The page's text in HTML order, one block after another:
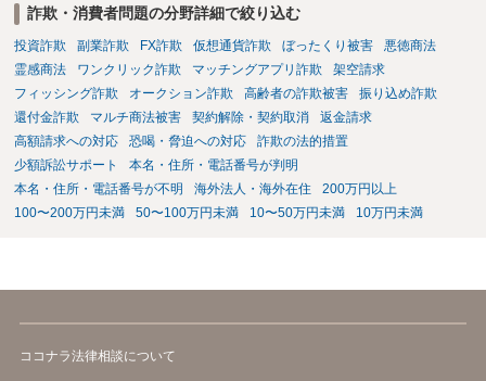
詐欺・消費者問題の分野詳細で絞り込む
投資詐欺 副業詐欺 FX詐欺 仮想通貨詐欺 ぼったくり被害
悪徳商法
霊感商法
ワンクリック詐欺 マッチングアプリ詐欺
架空請求
フィッシング詐欺
オークション詐欺 高齢者の詐欺被害
振り込め詐欺
還付金詐欺
マルチ商法被害 契約解除・契約取消
返金請求
高額請求への対応
恐喝・脅迫への対応
詐欺の法的措置
少額訴訟サポート
本名・住所・電話番号が判明
本名・住所・電話番号が不明
海外法人・海外在住
200万円以上
100〜200万円未満
50〜100万円未満 10〜50万円未満 10万円未満
ココナラ法律相談について